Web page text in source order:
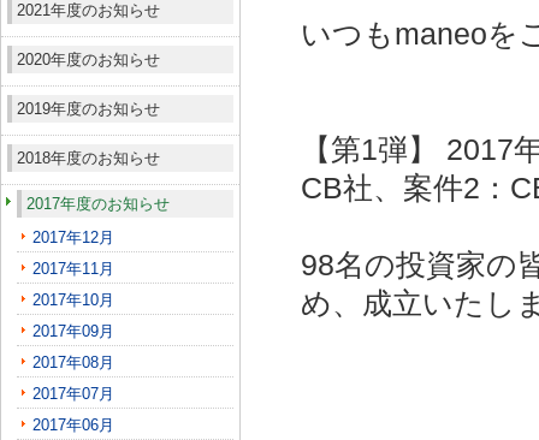
2021年度のお知らせ
2020年度のお知らせ
2019年度のお知らせ
2018年度のお知らせ
2017年度のお知らせ
2017年12月
2017年11月
2017年10月
2017年09月
2017年08月
2017年07月
2017年06月
いつもmaneoを
【第1弾】
CB社、案件2：
98名の投資家の
め、成立いたし